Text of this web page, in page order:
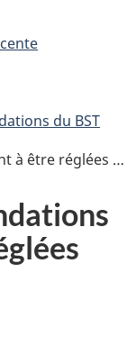
du BST
réglées 2018